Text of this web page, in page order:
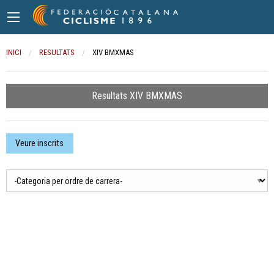
INICI RESULTATS CURRENT:
XIV BMXMAS
Resultats XIV BMXMAS
Veure inscrits